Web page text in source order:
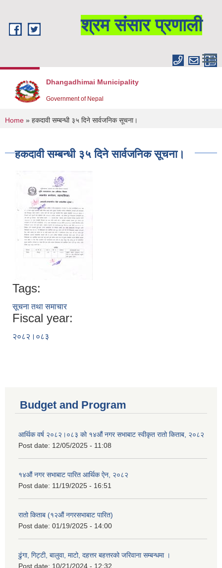
श्रम संसार प्रणाली
Dhangadhimai Municipality
Government of Nepal
You are here
Home » हकदावी सम्बन्धी ३५ दिने सार्वजनिक सूचना।
हकदावी सम्बन्धी ३५ दिने सार्वजनिक सूचना।
Tags:
सूचना तथा समाचार
Fiscal year:
२०८२।०८३
Budget and Program
आर्थिक वर्ष २०८२।०८३ को १४औं नगर सभाबाट स्वीकृत रातो किताब, २०८२
Post date: 12/05/2025 - 11:08
१४औं नगर सभाबाट पारित आर्थिक ऐन, २०८२
Post date: 11/19/2025 - 16:51
रातो किताब (१२औं नगरसभाबाट पारित)
Post date: 01/19/2025 - 14:00
ढुंगा, गिट्टी, बालुवा, माटो, दहत्तर बहत्तरको जरिवाना सम्बन्धमा ।
Post date: 10/21/2024 - 12:32